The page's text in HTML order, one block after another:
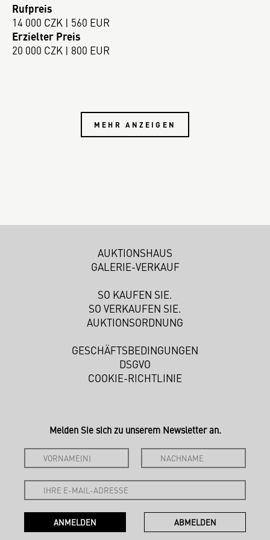
Rufpreis
14 000 CZK | 560 EUR
Erzielter Preis
20 000 CZK | 800 EUR
MEHR ANZEIGEN
AUKTIONSHAUS
GALERIE-VERKAUF
SO KAUFEN SIE.
SO VERKAUFEN SIE.
AUKTIONSORDNUNG
GESCHÄFTSBEDINGUNGEN
DSGVO
COOKIE-RICHTLINIE
Melden Sie sich zu unserem Newsletter an.